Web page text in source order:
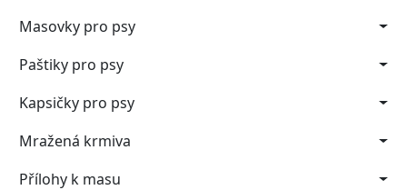
Masovky pro psy
Paštiky pro psy
Kapsičky pro psy
Mražená krmiva
Přílohy k masu